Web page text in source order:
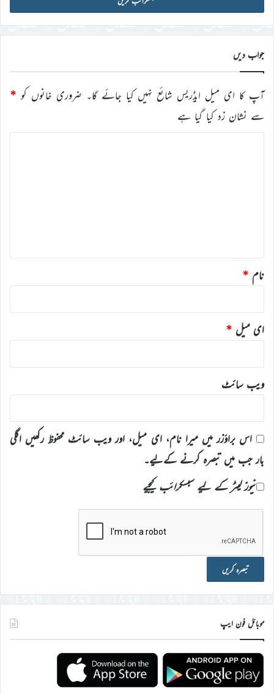
ڈی
درج
کریں
جواب دیں
آپ کا ای میل ایڈریس شائع نہیں کیا جائے گا۔ ضروری خانوں کو *
سے نشان زد کیا گیا ہے
نام *
ای میل *
ویب‌ سائٹ
اس براؤزر میں میرا نام، ای میل، اور ویب سائٹ محفوظ رکھیں اگلی
بار جب میں تبصرہ کرنے کےلیے۔
نیوز لیٹر کے لیے سبسکرائب کیجیے
موبائل فون ایپ